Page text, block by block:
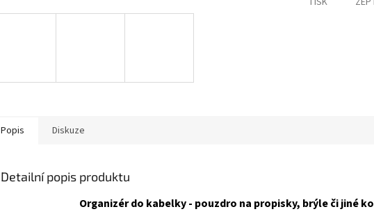
Popis Diskuze
Detailní popis produktu
Organizér do kabelky - pouzdro na propisky, brýle či jiné